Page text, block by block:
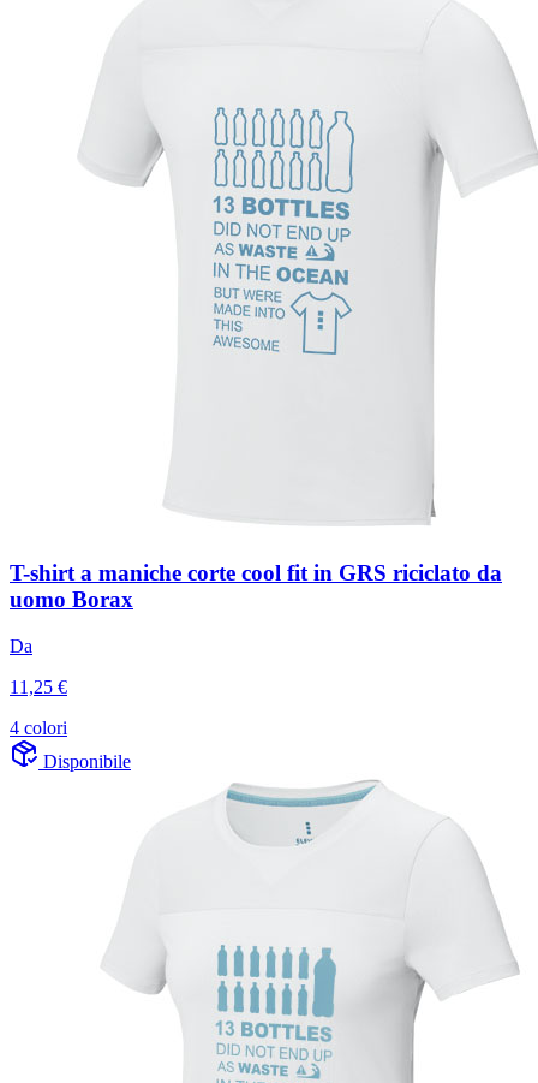
T-shirt a maniche corte cool fit in GRS riciclato da
uomo Borax
Da
11,25 €
4 colori
Disponibile